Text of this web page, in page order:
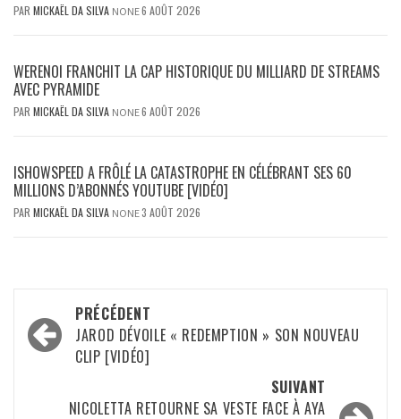
PAR MICKAËL DA SILVA NONE6 AOÛT 2026
WERENOI FRANCHIT LA CAP HISTORIQUE DU MILLIARD DE STREAMS
AVEC PYRAMIDE
PAR MICKAËL DA SILVA NONE6 AOÛT 2026
ISHOWSPEED A FRÔLÉ LA CATASTROPHE EN CÉLÉBRANT SES 60
MILLIONS D’ABONNÉS YOUTUBE [VIDÉO]
PAR MICKAËL DA SILVA NONE3 AOÛT 2026
Navigation
d’article
PRÉCÉDENT
JAROD DÉVOILE « REDEMPTION » SON NOUVEAU
CLIP [VIDÉO]
SUIVANT
NICOLETTA RETOURNE SA VESTE FACE À AYA